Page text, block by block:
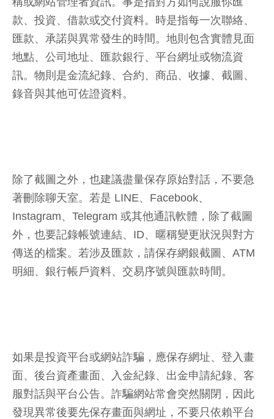
款、投資、借款或交付資料。時是指每一次聯絡、
匯款、承諾與異常發生的時間。地則包含實體見面
地點、公司地址、匯款銀行、平台網址或物流資
訊。物則是金流紀錄、合約、商品、收據、截圖、
錄音與其他可佐證資料。
除了截圖之外，也建議盡量保存原始對話，不要急
著刪除聊天室。若是 LINE、Facebook、
Instagram、Telegram 或其他通訊軟體，除了截圖
外，也要記錄帳號連結、ID、暱稱變更狀況與對方
傳送的檔案。若涉及匯款，請保存網銀截圖、ATM
明細、銀行帳戶資料、交易序號與匯款時間。
如果是投資平台或網站詐騙，應保存網址、登入畫
面、後台資產畫面、入金紀錄、出金申請紀錄、客
服對話與平台公告。詐騙網站常會突然關閉，因此
發現異常後要先保存畫面與網址，不要只依賴平台